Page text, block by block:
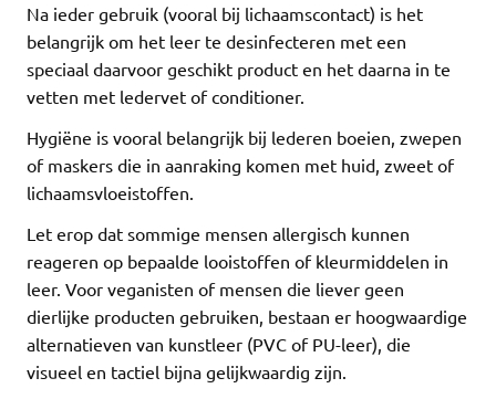
Na ieder gebruik (vooral bij lichaamscontact) is het
belangrijk om het leer te desinfecteren met een
speciaal daarvoor geschikt product en het daarna in te
vetten met ledervet of conditioner.
Hygiëne is vooral belangrijk bij lederen boeien, zwepen
of maskers die in aanraking komen met huid, zweet of
lichaamsvloeistoffen.
Let erop dat sommige mensen allergisch kunnen
reageren op bepaalde looistoffen of kleurmiddelen in
leer. Voor veganisten of mensen die liever geen
dierlijke producten gebruiken, bestaan er hoogwaardige
alternatieven van kunstleer (PVC of PU-leer), die
visueel en tactiel bijna gelijkwaardig zijn.